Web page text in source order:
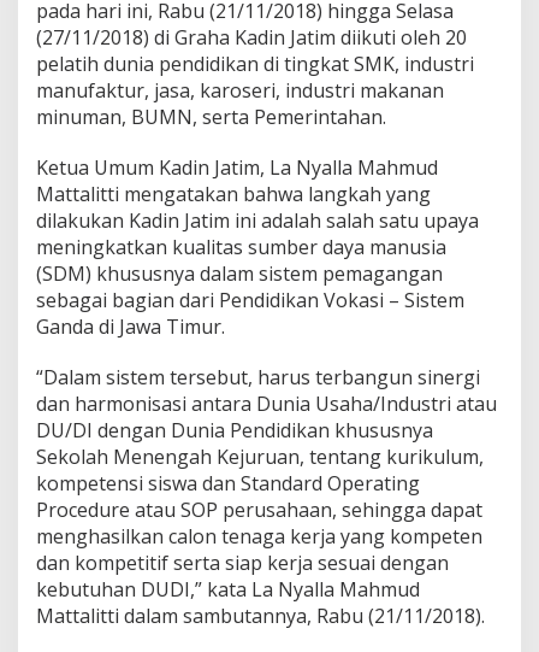
pada hari ini, Rabu (21/11/2018) hingga Selasa
(27/11/2018) di Graha Kadin Jatim diikuti oleh 20
pelatih dunia pendidikan di tingkat SMK, industri
manufaktur, jasa, karoseri, industri makanan
minuman, BUMN, serta Pemerintahan.
Ketua Umum Kadin Jatim, La Nyalla Mahmud
Mattalitti mengatakan bahwa langkah yang
dilakukan Kadin Jatim ini adalah salah satu upaya
meningkatkan kualitas sumber daya manusia
(SDM) khususnya dalam sistem pemagangan
sebagai bagian dari Pendidikan Vokasi – Sistem
Ganda di Jawa Timur.
“Dalam sistem tersebut, harus terbangun sinergi
dan harmonisasi antara Dunia Usaha/Industri atau
DU/DI dengan Dunia Pendidikan khususnya
Sekolah Menengah Kejuruan, tentang kurikulum,
kompetensi siswa dan Standard Operating
Procedure atau SOP perusahaan, sehingga dapat
menghasilkan calon tenaga kerja yang kompeten
dan kompetitif serta siap kerja sesuai dengan
kebutuhan DUDI,” kata La Nyalla Mahmud
Mattalitti dalam sambutannya, Rabu (21/11/2018).